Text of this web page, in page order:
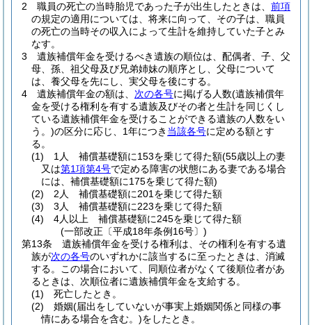
2
職員の死亡の当時胎児であった子が出生したときは、 前項
の規定の適用については、将来に向って、その子は、職員
の死亡の当時その収入によって生計を維持していた子とみ
なす。
3
遺族補償年金を受けるべき遺族の順位は、配偶者、子、父
母、孫、祖父母及び兄弟姉妹の順序とし、父母について
は、養父母を先にし、実父母を後にする。
4
遺族補償年金の額は、 次の各号に掲げる人数(遺族補償年
金を受ける権利を有する遺族及びその者と生計を同じくし
ている遺族補償年金を受けることができる遺族の人数をい
う。)の区分に応じ、1年につき 当該各号に定める額とす
る。
(1)
1人 補償基礎額に153を乗じて得た額(55歳以上の妻
又は第1項第4号で定める障害の状態にある妻である場合
には、補償基礎額に175を乗じて得た額)
(2)
2人 補償基礎額に201を乗じて得た額
(3)
3人 補償基礎額に223を乗じて得た額
(4)
4人以上 補償基礎額に245を乗じて得た額
(一部改正〔平成18年条例16号〕)
第13条
遺族補償年金を受ける権利は、その権利を有する遺
族が次の各号のいずれかに該当するに至ったときは、消滅
する。
この場合において、同順位者がなくて後順位者があ
るときは、次順位者に遺族補償年金を支給する。
(1)
死亡したとき。
(2)
婚姻(届出をしていないが事実上婚姻関係と同様の事
情にある場合を含む。)をしたとき。